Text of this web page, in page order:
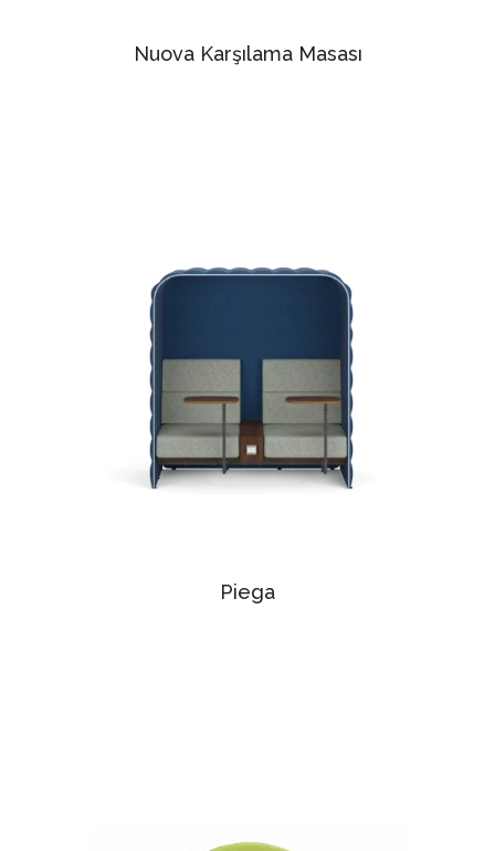
Nuova Karşılama Masası
Piega